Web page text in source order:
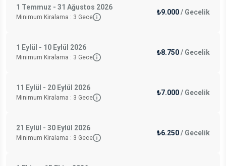
1 Temmuz - 31 Ağustos 2026
Minimum Kiralama : 3 Gece
₺9.000/ Gecelik
1 Eylül - 10 Eylül 2026
Minimum Kiralama : 3 Gece
₺8.750/ Gecelik
11 Eylül - 20 Eylül 2026
Minimum Kiralama : 3 Gece
₺7.000/ Gecelik
21 Eylül - 30 Eylül 2026
Minimum Kiralama : 3 Gece
₺6.250/ Gecelik